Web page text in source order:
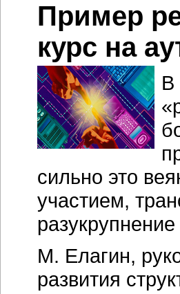
Пример
курс на
В
сильно это
участием,
М. Елагин,
развития